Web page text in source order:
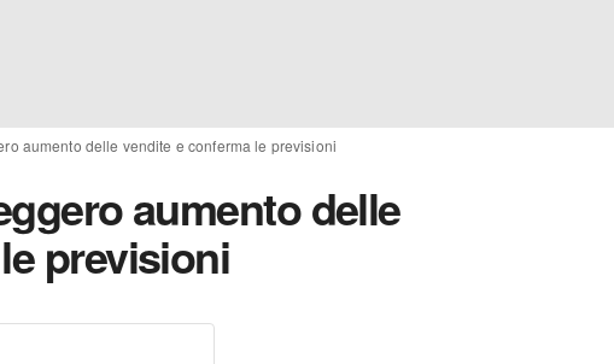
aumento delle vendite e conferma le previsioni
aumento delle
previsioni